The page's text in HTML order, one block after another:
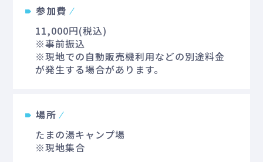
参加費
11,000円(税込)
※事前振込
※現地での自動販売機利用などの別途料金
が発生する場合があります。
場所
たまの湯キャンプ場
※現地集合